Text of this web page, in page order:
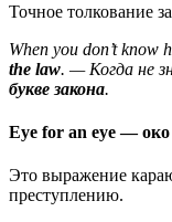
Точное толкование
When you don’t know
the law. — Когда не
букве закона.
Eye for an eye — око
Это выражение
преступлению.